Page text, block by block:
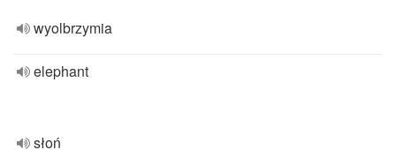
wyolbrzymia
elephant
słoń